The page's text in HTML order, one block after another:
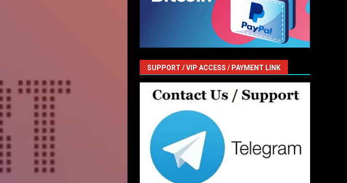
SUPPORT / VIP ACCESS / PAYMENT LINK